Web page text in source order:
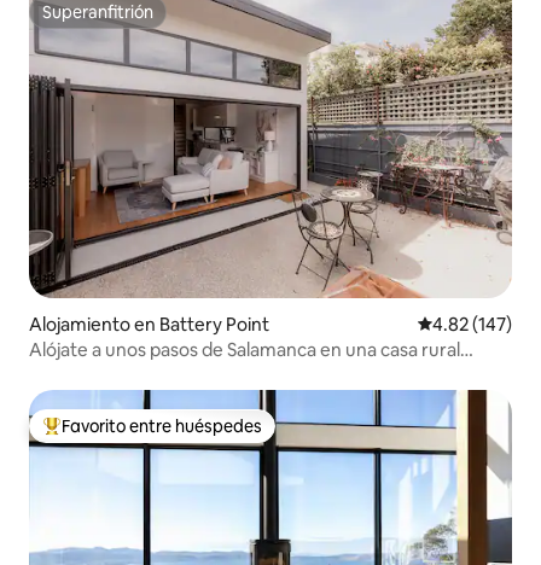
Superanfitrión
Superanfitrión
Alojamiento en Battery Point Calificación
4.82 (147)
Alójate a unos pasos de Salamanca en una casa rural
Favorito entre huéspedes preferido
Favorito entre huéspedes